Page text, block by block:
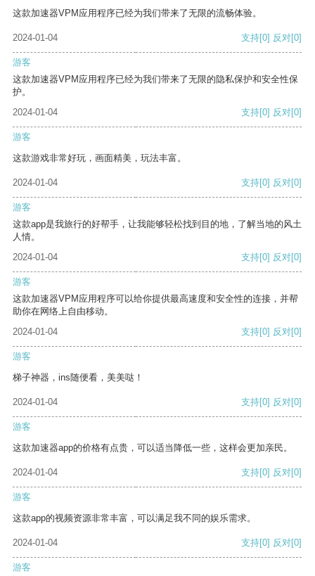
这款加速器VPM应用程序已经为我们带来了无限的流畅体验。
2024-01-04 支持[0] 反对[0]
游客
这款加速器VPM应用程序已经为我们带来了无限的隐私保护和安全性保
护。
2024-01-04
支持[0] 反对[0]
游客
这款游戏非常好玩，画面精美，玩法丰富。
2024-01-04 支持[0] 反对[0]
游客
这款app是我旅行的好帮手，让我能够轻松找到目的地，了解当地的风土
人情。
2024-01-04
支持[0] 反对[0]
游客
这款加速器VPM应用程序可以给你提供最高速度和安全性的连接，并帮
助你在网络上自由移动。
2024-01-04
支持[0] 反对[0]
游客
梯子神器，ins随便看，美美哒！
2024-01-04 支持[0] 反对[0]
游客
这款加速器app的价格有点贵，可以适当降低一些，这样会更加亲民。
2024-01-04 支持[0] 反对[0]
游客
这款app的视频资源非常丰富，可以满足我不同的娱乐需求。
2024-01-04 支持[0] 反对[0]
游客